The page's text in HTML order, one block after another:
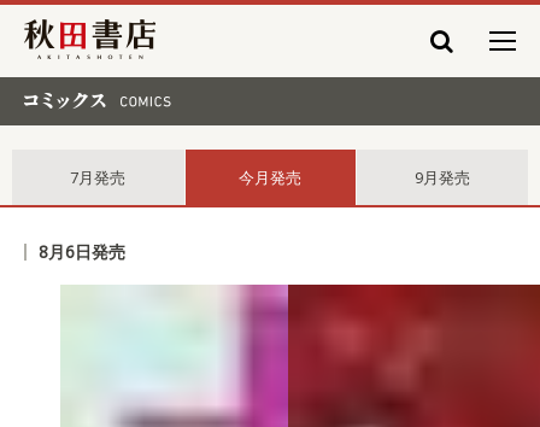
秋田書店
7月発売 今月発売 9月発売
8月6日発売